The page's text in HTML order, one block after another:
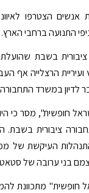
הצטרפו
התנועה ברחבי הארץ.
ציבורית בשבת
ועיריית הרצלייה אף
לדיון במשרד
חופשית", מסר כי
ציבורית בשבת.
העיקשת
בני ערובה של
חופשית" מתכוונת